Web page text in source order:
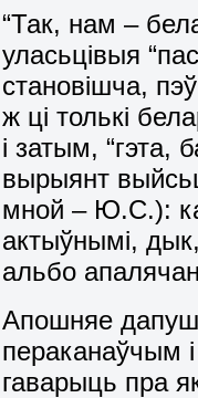
“Так, нам –
уласьцівыя
становішча,
ж ці толькі
і затым, “гэта,
вырыянт
мной – Ю.С.):
актыўнымі,
альбо
Апошняе
пераканаўчым
гаварыць пра